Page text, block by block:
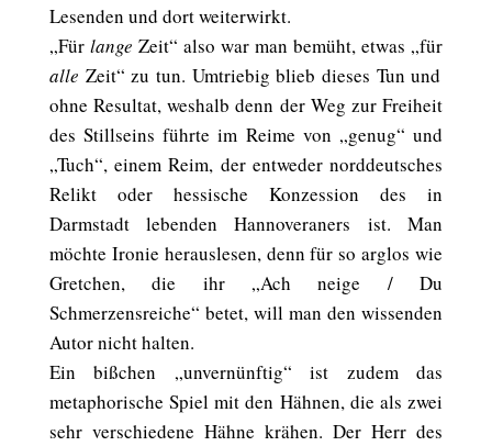
Lesenden und dort weiterwirkt.
„Für lange Zeit“ also war man bemüht, etwas „für
alle Zeit“ zu tun. Umtriebig blieb dieses Tun und
ohne Resultat, weshalb denn der Weg zur Freiheit
des Stillseins führte im Reime von „genug“ und
„Tuch“, einem Reim, der entweder norddeutsches
Relikt oder hessische Konzession des in
Darmstadt lebenden Hannoveraners ist. Man
möchte Ironie herauslesen, denn für so arglos wie
Gretchen, die ihr „Ach neige / Du
Schmerzensreiche“ betet, will man den wissenden
Autor nicht halten.
Ein bißchen „unvernünftig“ ist zudem das
metaphorische Spiel mit den Hähnen, die als zwei
sehr verschiedene Hähne krähen. Der Herr des